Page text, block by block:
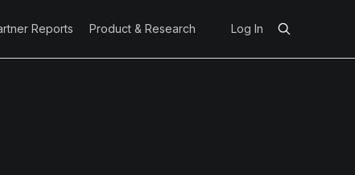
Reports Product & Research Log In